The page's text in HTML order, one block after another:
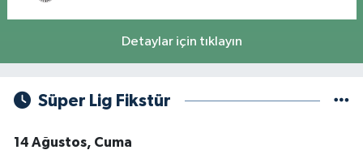
Detaylar için tıklayın
Süper Lig Fikstür
14 Ağustos, Cuma